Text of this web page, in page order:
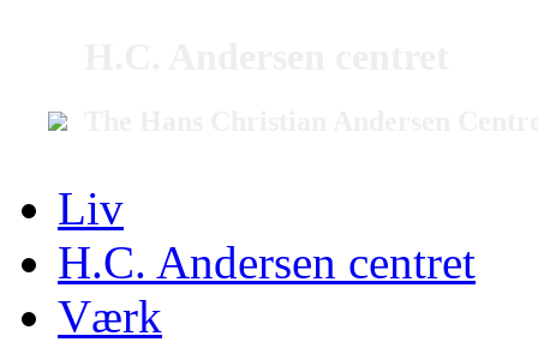
Liv
H.C. Andersen centret
Værk